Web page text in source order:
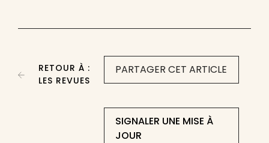
PARTAGER CET ARTICLE
SIGNALER UNE MISE À
JOUR
RETOUR À :
LES REVUES